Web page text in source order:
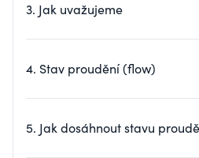
3. Jak uvažujeme
4. Stav proudění (flow)
5. Jak dosáhnout stavu